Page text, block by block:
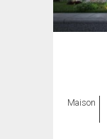
Maison